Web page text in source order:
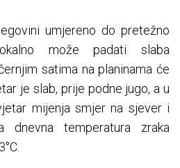
umjereno do pretežno
može padati slaba
satima na planinama će
je slab, prije podne jugo, a u
mijenja smjer na sjever i
dnevna temperatura zraka